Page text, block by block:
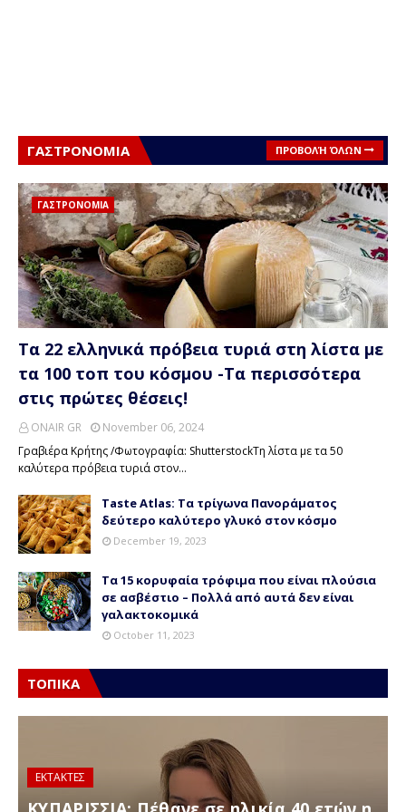
ΓΑΣΤΡΟΝΟΜΙΑ ΠΡΟΒΟΛΉ ΌΛΩΝ
ΓΑΣΤΡΟΝΟΜΙΑ
Τα 22 ελληνικά πρόβεια τυριά στη λίστα με
τα 100 τοπ του κόσμου -Τα περισσότερα
στις πρώτες θέσεις!
ONAIR GR
November 06, 2024
Γραβιέρα Κρήτης /Φωτογραφία: ShutterstockΤη λίστα με τα 50
καλύτερα πρόβεια τυριά στον…
Taste Atlas: Τα τρίγωνα Πανοράματος
δεύτερο καλύτερο γλυκό στον κόσμο
December 19, 2023
Τα 15 κορυφαία τρόφιμα που είναι πλούσια
σε ασβέστιο – Πολλά από αυτά δεν είναι
γαλακτοκομικά
October 11, 2023
ΤΟΠΙΚΑ
ΕΚΤΑΚΤΕΣ